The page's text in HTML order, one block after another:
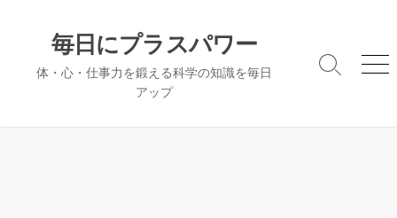
毎日にプラスパワー
体・心・仕事力を鍛える科学の知識を毎日
アップ
検
メ